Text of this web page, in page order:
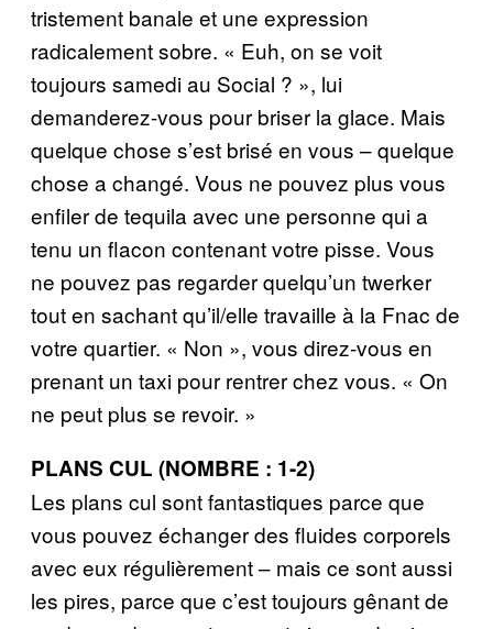
tristement banale et une expression
radicalement sobre. « Euh, on se voit
toujours samedi au Social ? », lui
demanderez-vous pour briser la glace. Mais
quelque chose s’est brisé en vous – quelque
chose a changé. Vous ne pouvez plus vous
enfiler de tequila avec une personne qui a
tenu un flacon contenant votre pisse. Vous
ne pouvez pas regarder quelqu’un twerker
tout en sachant qu’il/elle travaille à la Fnac de
votre quartier. « Non », vous direz-vous en
prenant un taxi pour rentrer chez vous. « On
ne peut plus se revoir. »
PLANS CUL (NOMBRE : 1-2)
Les plans cul sont fantastiques parce que
vous pouvez échanger des fluides corporels
avec eux régulièrement – mais ce sont aussi
les pires, parce que c’est toujours gênant de